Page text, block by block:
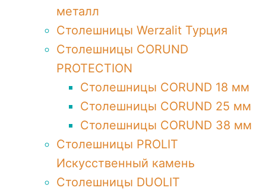
металл
Столешницы Werzalit Турция
Столешницы CORUND
PROTECTION
Столешницы CORUND 18 мм
Столешницы CORUND 25 мм
Столешницы CORUND 38 мм
Столешницы PROLIT
Искусственный камень
Столешницы DUOLIT